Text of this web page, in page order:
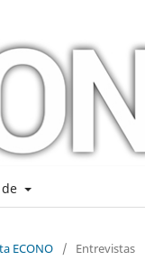
ECONO / Entrevistas